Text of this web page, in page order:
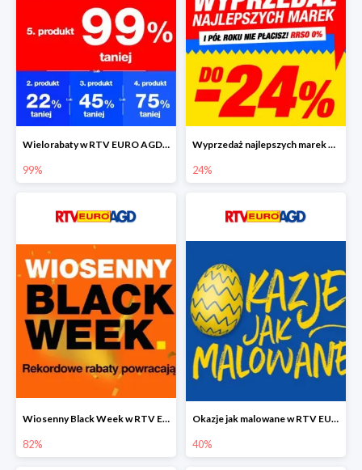
Wielorabaty w RTV EURO AGD - piąty produkt nawet 99% taniej
99%
Wyprzedaż najlepszych marek w RTV EURO AGD do -24%
24%
Wiosenny Black Week w RTV EURO AGD do -82%
82%
Okazje jak malowane w RTV EURO AGD do -40%
40%